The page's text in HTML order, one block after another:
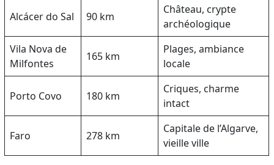
Alcácer do Sal 90 km
Château, crypte
archéologique
Vila Nova de
Milfontes
165 km
Plages, ambiance
locale
Porto Covo 180 km
Criques, charme
intact
Faro 278 km
Capitale de l’Algarve,
vieille ville